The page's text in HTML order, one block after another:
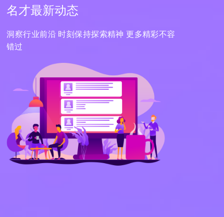
名才最新动态
洞察行业前沿 时刻保持探索精神 更多精彩不容
错过